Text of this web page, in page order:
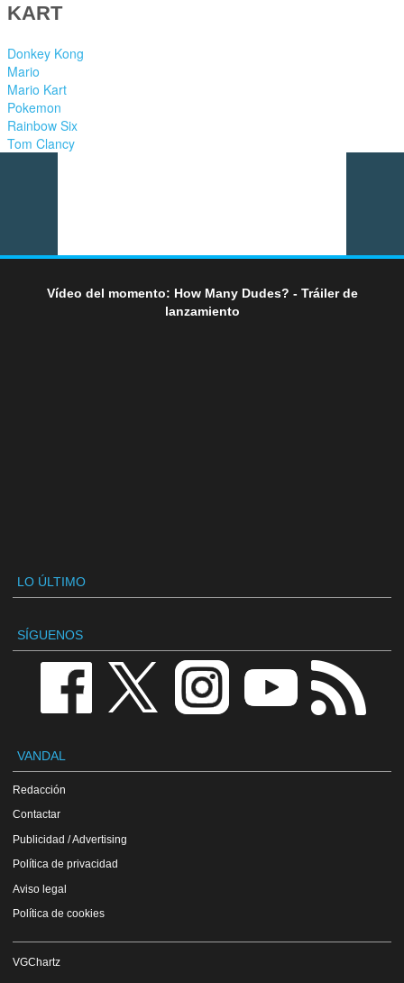
KART
Donkey Kong
Mario
Mario Kart
Pokemon
Rainbow Six
Tom Clancy
Vídeo del momento: How Many Dudes? - Tráiler de
lanzamiento
LO ÚLTIMO
SÍGUENOS
VANDAL
Redacción
Contactar
Publicidad / Advertising
Política de privacidad
Aviso legal
Política de cookies
VGChartz